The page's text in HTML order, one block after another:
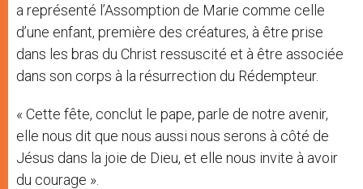
a représenté l’Assomption de Marie comme celle
d’une enfant, première des créatures, à être prise
dans les bras du Christ ressuscité et à être associée
dans son corps à la résurrection du Rédempteur.
« Cette fête, conclut le pape, parle de notre avenir,
elle nous dit que nous aussi nous serons à côté de
Jésus dans la joie de Dieu, et elle nous invite à avoir
du courage ».